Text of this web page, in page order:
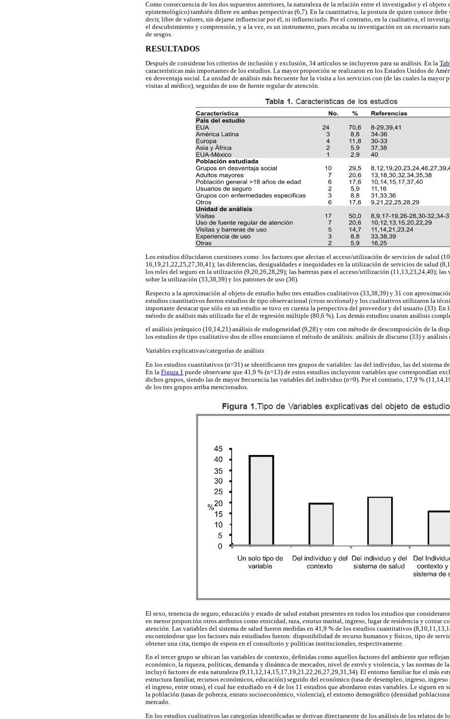
Como consecuencia de los dos supuestos anteriores, la naturaleza de la relación entre el investigador y el objeto
epistemológico) también difiere en ambas perspectivas (6,7). En la cuantitativa, la postura de quien conoce debe
decir, libre de valores, sin dejarse influenciar por él, ni influenciarlo. Por el contrario, en la cualitativa, el
el descubrimiento y comprensión, y a la vez, es un instrumento, pues recaba su investigación en un escenario
de sesgos.
RESULTADOS
Después de considerar los criterios de inclusión y exclusión, 34 artículos se incluyeron para su análisis. En la
características más importantes de los estudios. La mayor proporción se realizaron en los Estados Unidos de
en desventaja social. La unidad de análisis más frecuente fue la visita a los servicios con (de las cuales la mayor
visitas al médico), seguidas de uso de fuente regular de atención.
Los estudios dilucidaron cuestiones como: los factores que afectan el acceso/utilización de servicios de salud
16,19,21,22,25,27,30,41); las diferencias, desigualdades e inequidades en la utilización de servicios de salud
los roles del seguro en la utilización (9,20,26,28,29); las barreras para el acceso/utilización (11,13,23,24,40); las
sobre la utilización (33,38,39) y los patrones de uso (36).
Respecto a la aproximación al objeto de estudio hubo tres estudios cualitativos (33,38,39) y 31 con
estudios cuantitativos fueron estudios de tipo observacional (cross sectional) y los cualitativos utilizaron la
importante destacar que sólo en un estudio se tuvo en cuenta la perspectiva del proveedor y del usuario (33).
método de análisis más utilizado fue el de regresión múltiple (80,6 %). Los demás estudios usaron análisis
el análisis jerárquico (10,14,21) análisis de endogeneidad (9,28) y otro con método de descomposición de la
los estudios de tipo cualitativo dos de ellos enunciaron el método de análisis: análisis de discurso (33) y análisis
Variables explicativas/categorías de análisis
En los estudios cuantitativos (n=31) se identificaron tres grupos de variables: las del individuo, las del sistema
En la Figura 1 puede observarse que 41,9 % (n=13) de estos estudios incluyeron variables que correspondían
dichos grupos, siendo las de mayor frecuencia las variables del individuo (n=9). Por el contrario, 17,9 %
de los tres grupos arriba mencionados.
El sexo, tenencia de seguro, educación y estado de salud estaban presentes en todos los estudios que
en menor proporción otros atributos como etnicidad, raza, estatus marital, ingreso, lugar de residencia y contar
atención. Las variables del sistema de salud fueron medidas en 41,9 % de los estudios cuantitativos
encontrándose que los factores más estudiados fueron: disponibilidad de recurso humanos y físicos, tipo de
obtener una cita, tiempo de espera en el consultorio y políticas institucionales, respectivamente.
En el tercer grupo se ubican las variables de contexto, definidas como aquellos factores del ambiente que
económico, la riqueza, políticas, demanda y dinámica de mercados, nivel de estrés y violencia, y las normas de
incluyó factores de esta naturaleza (9,11,12,14,15,17,19,21,22,26,27,29,31,34). El entorno familiar fue el más
estructura familiar, recursos económicos, educación) seguido del económico (tasa de desempleo, ingreso,
el ingreso, entre otras), el cual fue estudiado en 4 de los 11 estudios que abordaron estas variables. Le siguen en
la población (tasas de pobreza, estrato socioeconómico, violencia), el entorno demográfico (densidad
mercado.
En los estudios cualitativos las categorías identificadas se derivan directamente de los análisis de los relatos de